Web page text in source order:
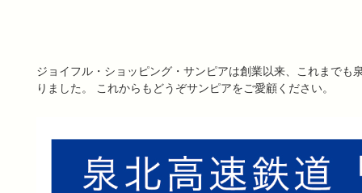
ジョイフル・ショッピング・サンピアは創業以来、これまで
りました。 これからもどうぞサンピアをご愛顧ください。